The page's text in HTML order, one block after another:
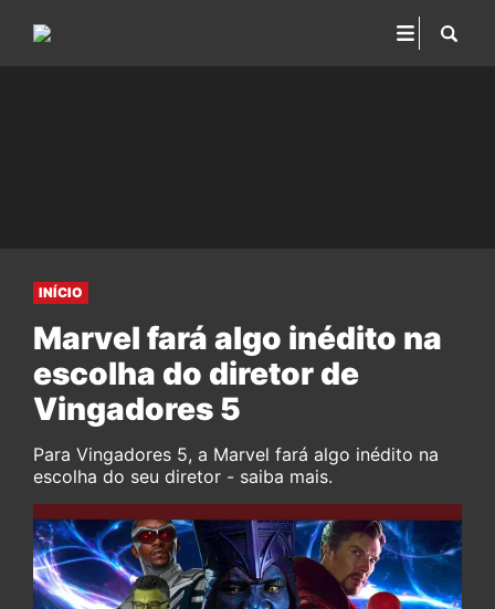
INÍCIO
Marvel fará algo inédito na
escolha do diretor de
Vingadores 5
Para Vingadores 5, a Marvel fará algo inédito na
escolha do seu diretor - saiba mais.